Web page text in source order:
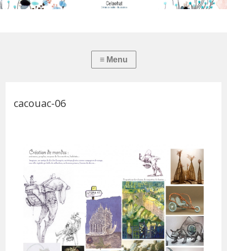
cacouac-06